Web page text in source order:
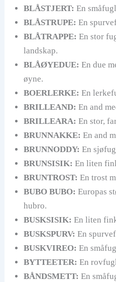
BLÅSTJERT: En
BLÅSTRUPE: En
BLÅTRAPPE: En stor
landskap.
BLÅØYEDUE: En due
øyne.
BOERLERKE: En
BRILLEAND: En and
BRILLEARA: En stor,
BRUNNAKKE: En and
BRUNNODDY: En
BRUNSISIK: En liten
BRUNTROST: En trost
BUBO BUBO: Europas
hubro.
BUSKSISIK: En liten
BUSKSPURV: En
BUSKVIREO: En
BYTTEETER: En
BÅNDSMETT: En